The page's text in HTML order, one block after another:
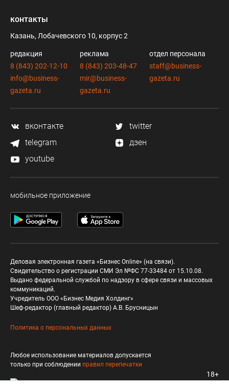
контакты
Казань, Лобачевского 10, корпус 2
редакция
8 (843) 202-12-10
info@business-
gazeta.ru
реклама
8 (843) 203-48-47
mir@business-
gazeta.ru
отдел персонала
staff@business-
gazeta.ru
вконтакте
twitter
telegram
дзен
youtube
мобильное приложение
Деловая электронная газета «Бизнес Online» (на связи).
Свидетельство о регистрации СМИ Эл №ФС 77-33484 от 15.10.08.
Выдано федеральной службой по надзору в сфере связи и массовых
коммуникаций.
Учредитель ООО «Бизнес Медия Холдинг»
Шеф-редактор (главный редактор) А.В. Брусницын
Политика о персональных данных
Любое использование материалов допускается
только при соблюдении правил перепечатки
18+